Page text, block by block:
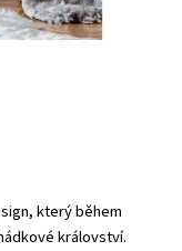
který během
království.